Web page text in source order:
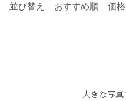
並び替え おすすめ順 価
大きな写真